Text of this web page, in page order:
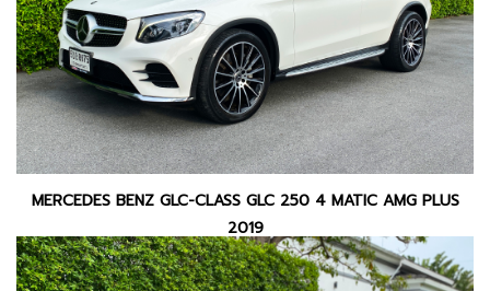
MERCEDES BENZ GLC-CLASS GLC 250 4 MATIC AMG PLUS
2019